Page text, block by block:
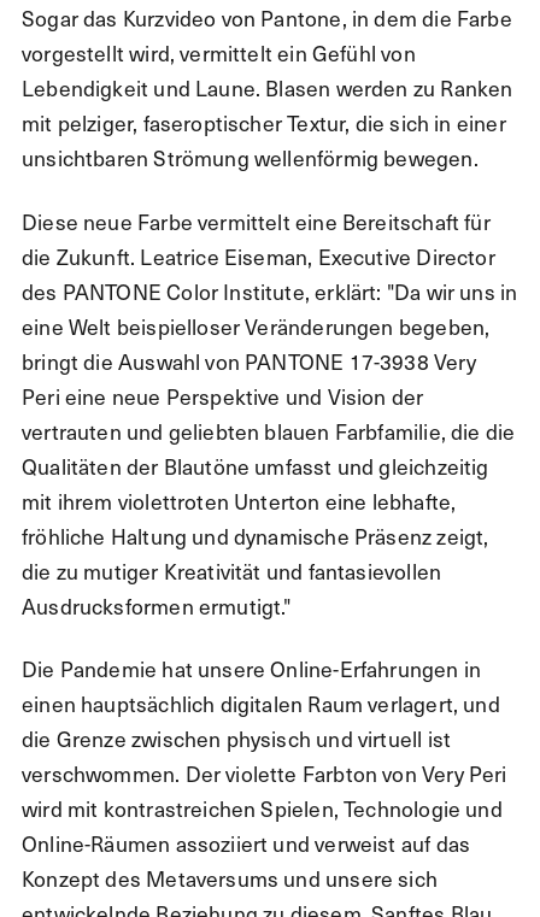
Sogar das Kurzvideo von Pantone, in dem die Farbe
vorgestellt wird, vermittelt ein Gefühl von
Lebendigkeit und Laune. Blasen werden zu Ranken
mit pelziger, faseroptischer Textur, die sich in einer
unsichtbaren Strömung wellenförmig bewegen.
Diese neue Farbe vermittelt eine Bereitschaft für
die Zukunft. Leatrice Eiseman, Executive Director
des PANTONE Color Institute, erklärt: "Da wir uns in
eine Welt beispielloser Veränderungen begeben,
bringt die Auswahl von PANTONE 17-3938 Very
Peri eine neue Perspektive und Vision der
vertrauten und geliebten blauen Farbfamilie, die die
Qualitäten der Blautöne umfasst und gleichzeitig
mit ihrem violettroten Unterton eine lebhafte,
fröhliche Haltung und dynamische Präsenz zeigt,
die zu mutiger Kreativität und fantasievollen
Ausdrucksformen ermutigt."
Die Pandemie hat unsere Online-Erfahrungen in
einen hauptsächlich digitalen Raum verlagert, und
die Grenze zwischen physisch und virtuell ist
verschwommen. Der violette Farbton von Very Peri
wird mit kontrastreichen Spielen, Technologie und
Online-Räumen assoziiert und verweist auf das
Konzept des Metaversums und unsere sich